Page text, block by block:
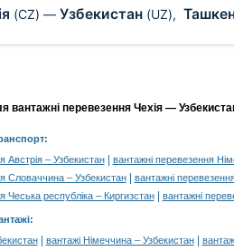
(CZ) — Узбекистан (UZ),
вантажні перевезення Чехія —
Австрія – Узбекистан|
вантажні перевезення
Словаччина – Узбекистан|
вантажні
Чеська республіка – Киргизстан| вантажні
:
| вантажі Німеччина – Узбекистан|